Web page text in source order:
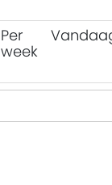
Per
week